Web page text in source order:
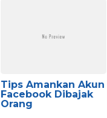
Tips Amankan Akun
Facebook Dibajak
Orang